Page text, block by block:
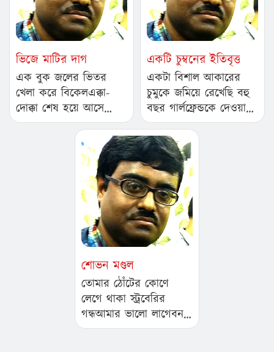
ভিজে মাটির দাগ
এক বুক জলের ভিতর
খেলা করে বিকেলএক্কা-
দোক্কা শেষ হয়ে আসে
গুটিয়ে রাখা হয় রোদ…
একটি চুম্বনের ইতিবৃত্ত
একটা বিশাল আকারের
চুমুকে জমিয়ে রেখেছি বহু
বছর গার্লফ্রেন্ডকে দেওয়া
হয়নি, সে তখন অন্য চুম্বনে
মিশে…
শোভন মণ্ডল
তোমার ঠোঁটের কোণে
লেগে থাকা স্ট্রবেরির
গন্ধআমার ভালো লাগেবন-
ফায়ারের সামনে তোমার